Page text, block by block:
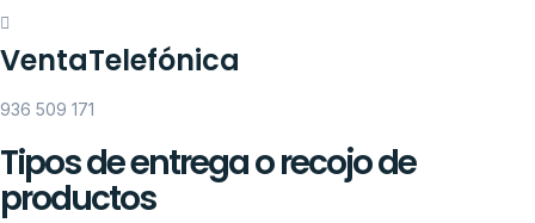
VentaTelefónica
936 509 171
Tipos de entrega o recojo de
productos